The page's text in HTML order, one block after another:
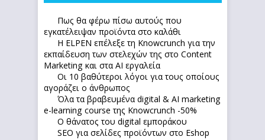
Πως θα φέρω πίσω αυτούς που
εγκατέλειψαν προϊόντα στο καλάθι
Η ELPEN επέλεξε τη Knowcrunch για την
εκπαίδευση των στελεχών της στο Content
Marketing και στα AI εργαλεία
Οι 10 βαθύτεροι λόγοι για τους οποίους
αγοράζει ο άνθρωπος
Όλα τα βραβευμένα digital & AI marketing
e-learning course της Knowcrunch -50%
Ο θάνατος του digital εμποράκου
SEO για σελίδες προϊόντων στο Eshop